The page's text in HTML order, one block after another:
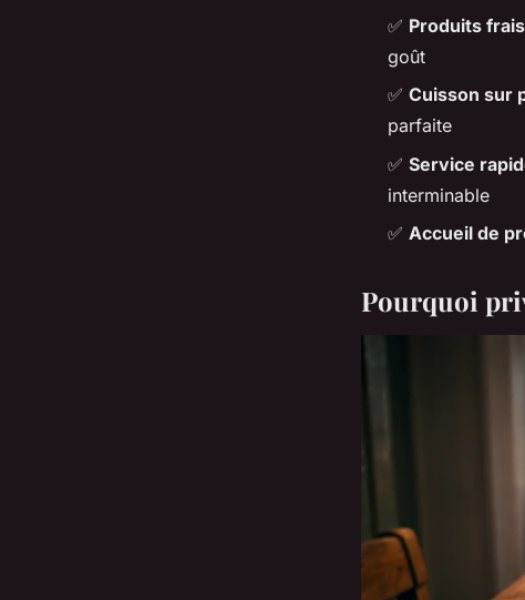
✅ Produits
goût
✅ Cuisson sur
parfaite
✅ Service
interminable
✅ Accueil de
Pourquoi